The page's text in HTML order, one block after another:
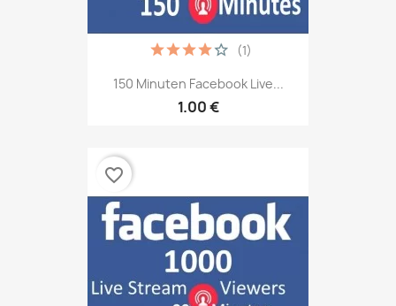
150 Minuten Facebook Live...
1.00 €
(1)
favorite_border